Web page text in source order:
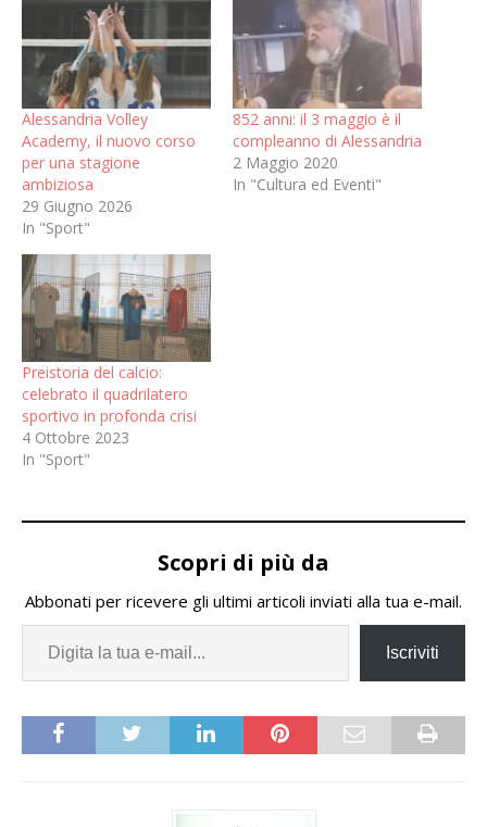
Alessandria Volley
Academy, il nuovo corso
per una stagione
ambiziosa
29 Giugno 2026
In "Sport"
852 anni: il 3 maggio è il
compleanno di Alessandria
2 Maggio 2020
In "Cultura ed Eventi"
Preistoria del calcio:
celebrato il quadrilatero
sportivo in profonda crisi
4 Ottobre 2023
In "Sport"
Scopri di più da
Abbonati per ricevere gli ultimi articoli inviati alla tua e-mail.
Iscriviti